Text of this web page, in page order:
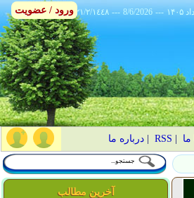
٢١/٢/١٤٤٨ --- 8/6/2026 ---
RSS
|درباره ما
آخرین مطالب
ورود / عضویت